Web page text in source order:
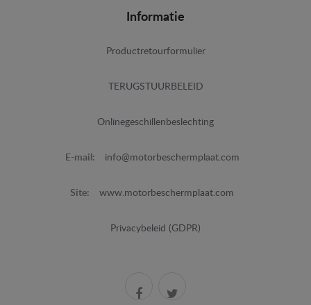
Informatie
Productretourformulier
TERUGSTUURBELEID
Onlinegeschillenbeslechting
E-mail: info@motorbeschermplaat.com
Site: www.motorbeschermplaat.com
Privacybeleid (GDPR)